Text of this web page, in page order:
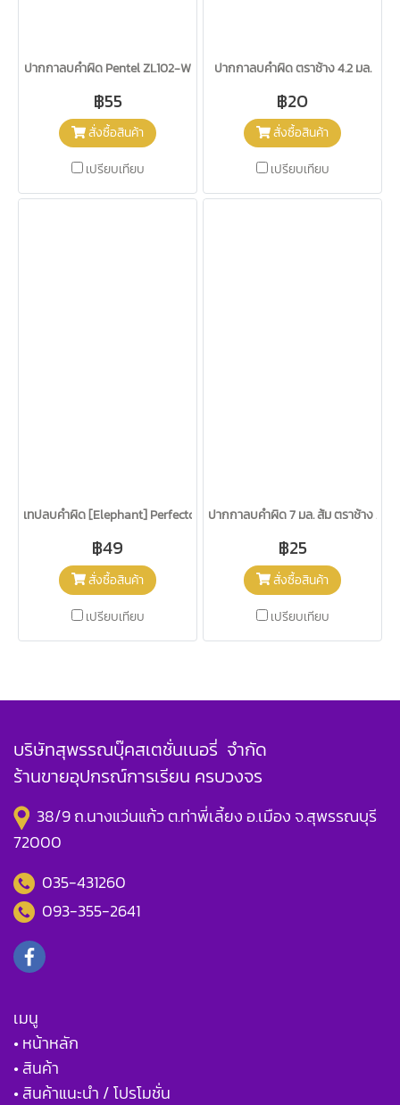
ปากกาลบคำผิด Pentel ZL102-W
฿55
สั่งซื้อสินค้า
เปรียบเทียบ
ปากกาลบคำผิด ตราช้าง 4.2 มล.
฿20
สั่งซื้อสินค้า
เปรียบเทียบ
เทปลบคำผิด [Elephant] Perfecto
฿49
สั่งซื้อสินค้า
เปรียบเทียบ
ปากกาลบคำผิด 7 มล. ส้ม ตราช้าง
฿25
สั่งซื้อสินค้า
เปรียบเทียบ
บริษัทสุพรรณบุ๊คสเตชั่นเนอรี่ จำกัด
ร้านขายอุปกรณ์การเรียน ครบวงจร
38/9 ถ.นางแว่นแก้ว ต.ท่าพี่เลี้ยง อ.เมือง จ.สุพรรณบุรี
72000
035-431260
093-355-2641
เมนู
• หน้าหลัก
• สินค้า
• สินค้าแนะนำ / โปรโมชั่น